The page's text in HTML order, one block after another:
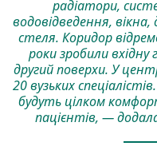
радіатори,
водовідведення,
стеля. Коридор
роки зробили
другий поверхи. У
20 вузьких
будуть цілком
пацієнтів, —